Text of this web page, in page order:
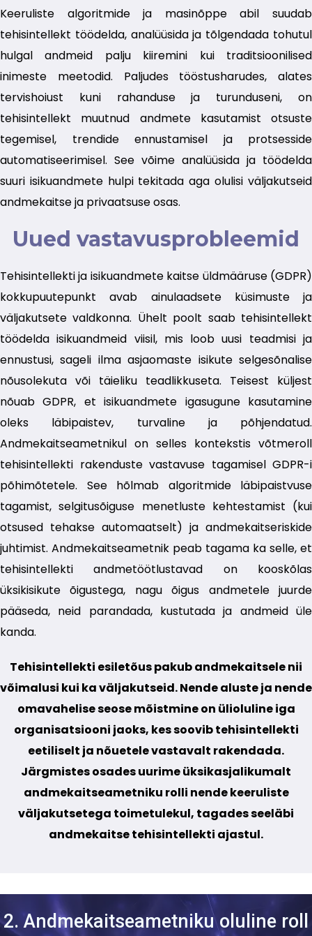
Keeruliste algoritmide ja masinõppe abil suudab
tehisintellekt töödelda, analüüsida ja tõlgendada tohutul
hulgal andmeid palju kiiremini kui traditsioonilised
inimeste meetodid. Paljudes tööstusharudes, alates
tervishoiust kuni rahanduse ja turunduseni, on
tehisintellekt muutnud andmete kasutamist otsuste
tegemisel, trendide ennustamisel ja protsesside
automatiseerimisel. See võime analüüsida ja töödelda
suuri isikuandmete hulpi tekitada aga olulisi väljakutseid
andmekaitse ja privaatsuse osas.
Uued vastavusprobleemid
Tehisintellekti ja isikuandmete kaitse üldmääruse (GDPR)
kokkupuutepunkt avab ainulaadsete küsimuste ja
väljakutsete valdkonna. Ühelt poolt saab tehisintellekt
töödelda isikuandmeid viisil, mis loob uusi teadmisi ja
ennustusi, sageli ilma asjaomaste isikute selgesõnalise
nõusolekuta või täieliku teadlikkuseta. Teisest küljest
nõuab GDPR, et isikuandmete igasugune kasutamine
oleks läbipaistev, turvaline ja põhjendatud.
Andmekaitseametnikul on selles kontekstis võtmeroll
tehisintellekti rakenduste vastavuse tagamisel GDPR-i
põhimõtetele. See hõlmab algoritmide läbipaistvuse
tagamist, selgitusõiguse menetluste kehtestamist (kui
otsused tehakse automaatselt) ja andmekaitseriskide
juhtimist. Andmekaitseametnik peab tagama ka selle, et
tehisintellekti andmetöötlustavad on kooskõlas
üksikisikute õigustega, nagu õigus andmetele juurde
pääseda, neid parandada, kustutada ja andmeid üle
kanda.
Tehisintellekti esiletõus pakub andmekaitsele nii
võimalusi kui ka väljakutseid. Nende aluste ja nende
omavahelise seose mõistmine on ülioluline iga
organisatsiooni jaoks, kes soovib tehisintellekti
eetiliselt ja nõuetele vastavalt rakendada.
Järgmistes osades uurime üksikasjalikumalt
andmekaitseametniku rolli nende keeruliste
väljakutsetega toimetulekul, tagades seeläbi
andmekaitse tehisintellekti ajastul.
2. Andmekaitseametniku oluline roll